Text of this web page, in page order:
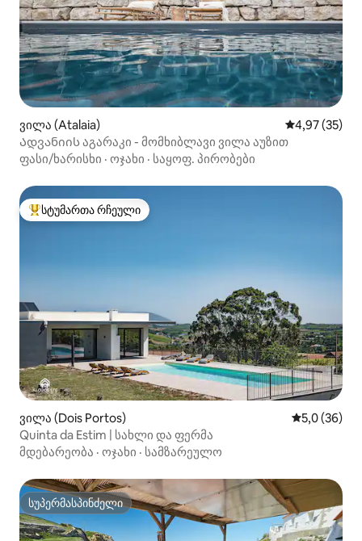
ველური dunes მათი უნიკალური
სილამაზის არის სამოთხე surfing/kite-
surfing/windsurfing. Გირჩევთ,
გამოიყენოთ საკუთარი ავტომობილი.
ვილა (Atalaia) საშუალო
4,97 (35)
Ადვანიის აგარაკი - მომხიბლავი ვილა აუზით
ფასი/ხარისხი · ოჯახი · საყოფ. პირობები
სტუმართა რჩეული მოწინავე ვარიანტი
სტუმართა რჩეული
ვილა (Dois Portos) საშუალო
5,0 (36)
Quinta da Estim | სახლი და ფერმა
მდებარეობა · ოჯახი · სამზარეულო
სუპერმასპინძელი
სუპერმასპინძელი